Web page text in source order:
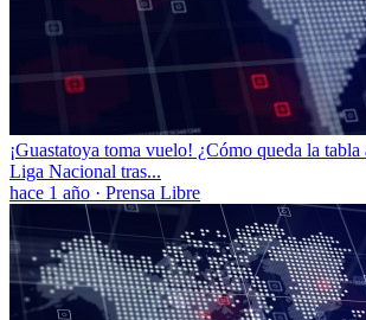
¡Guastatoya toma vuelo! ¿Cómo queda la tabla
Liga Nacional tras...
hace 1 año · Prensa Libre